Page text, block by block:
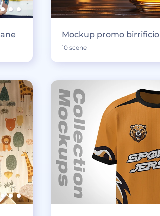
Mockup promo birrificio
10 scene